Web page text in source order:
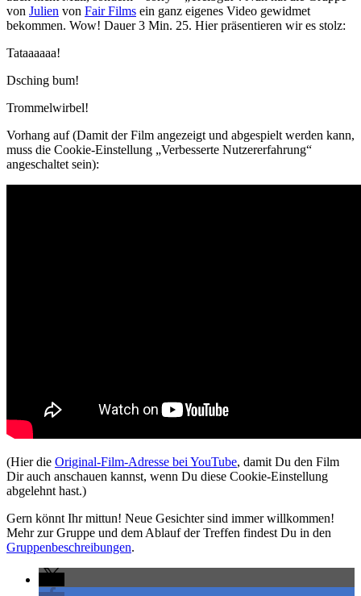
von Julien von Fair Films ein ganz eigenes Video gewidmet
bekommen. Wow! Dauer 3 Min. 25. Hier präsentieren wir es stolz:
Tataaaaaa!
Dsching bum!
Trommelwirbel!
Vorhang auf (Damit der Film angezeigt und abgespielt werden kann,
muss die Cookie-Einstellung „Verbesserte Nutzererfahrung“
angeschaltet sein):
(Hier die Original-Film-Adresse bei YouTube, damit Du den Film
Dir auch anschauen kannst, wenn Du diese Cookie-Einstellung
abgelehnt hast.)
Gern könnt Ihr mittun! Neue Gesichter sind immer willkommen!
Mehr zur Gruppe und dem Ablauf der Treffen findest Du in den
Gruppenbeschreibungen.